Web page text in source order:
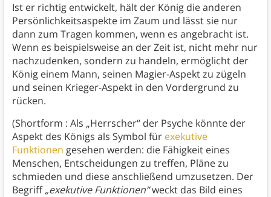
Ist er richtig entwickelt, hält der König die anderen
Persönlichkeitsaspekte im Zaum und lässt sie nur
dann zum Tragen kommen, wenn es angebracht ist.
Wenn es beispielsweise an der Zeit ist, nicht mehr nur
nachzudenken, sondern zu handeln, ermöglicht der
König einem Mann, seinen Magier-Aspekt zu zügeln
und seinen Krieger-Aspekt in den Vordergrund zu
rücken.
(Shortform : Als „Herrscher“ der Psyche könnte der
Aspekt des Königs als Symbol für exekutive
Funktionen gesehen werden: die Fähigkeit eines
Menschen, Entscheidungen zu treffen, Pläne zu
schmieden und diese anschließend umzusetzen. Der
Begriff„exekutive Funktionen“weckt das Bild eines